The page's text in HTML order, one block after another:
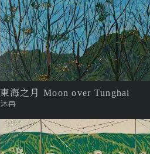
東海之月 Moon over Tunghai
沐冉